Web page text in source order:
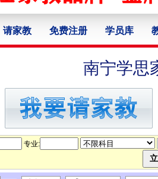
请家教 免费注册 学员库
南宁学思
专业: